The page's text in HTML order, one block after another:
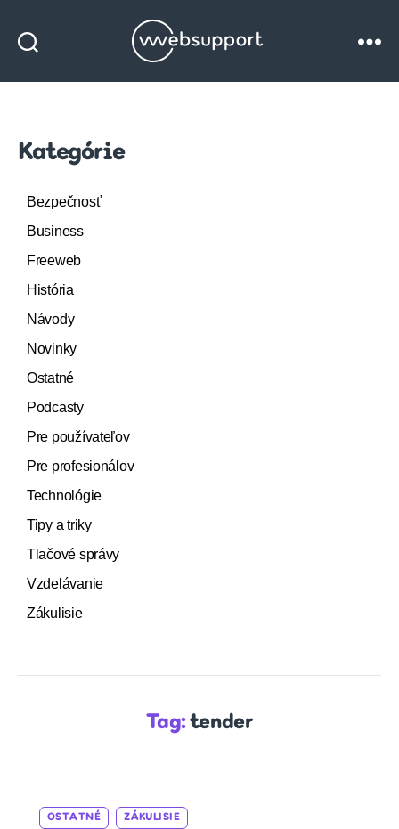
Websupport
Kategórie
Bezpečnosť
Business
Freeweb
História
Návody
Novinky
Ostatné
Podcasty
Pre používateľov
Pre profesionálov
Technológie
Tipy a triky
Tlačové správy
Vzdelávanie
Zákulisie
Tag: tender
OSTATNÉ ZÁKULISIE